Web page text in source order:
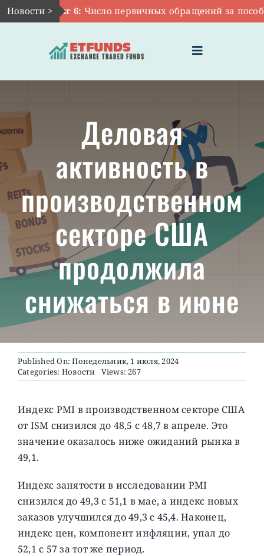
Skip
to
Новости >Авг 6: Число первичных обращений за
Toggle
Navigation
ЧТО ТАКОЕ ETF
ИНВЕСТИЦИИ В ETF
ТЕМАТИЧЕСКИЕ ETF
АКТУАЛЬНЫЕ
О ПРОЕКТЕ
Деловая
активность в
производственном
секторе США
продолжила
снижаться в июне
Published On: Понедельник, 1 июля, 2024
Categories: Новости Views: 267
Индекс PMI в производственном секторе США
от ISM снизился до 48,5 с 48,7 в апреле. Это
значение оказалось ниже ожиданий рынка в
49,1.
Индекс занятости в исследовании PMI
снизился до 49,3 с 51,1 в мае, а индекс новых
заказов улучшился до 49,3 с 45,4. Наконец,
индекс цен, компонент инфляции, упал до
52,1 с 57 за тот же период.